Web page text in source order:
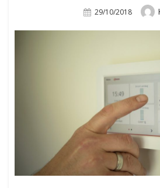
Posted
29/10/2018